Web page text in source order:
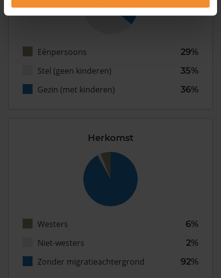
Eénpersoons
29%
Stel (geen kinderen)
35%
Gezin (met kinderen)
36%
Herkomst
Westers
6%
Niet-westers
2%
Zonder migratieachtergrond
92%